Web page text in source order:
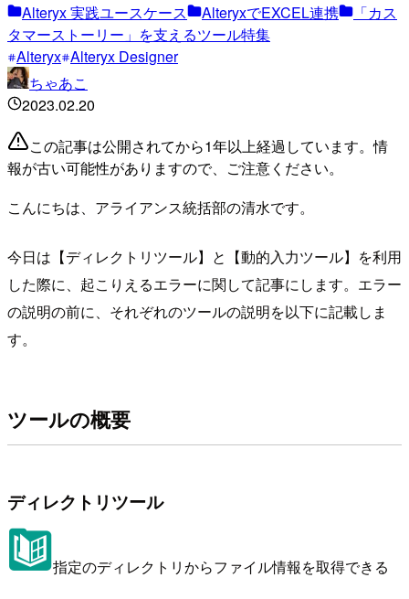
Alteryx 実践ユースケース AlteryxでEXCEL連携
「カス
タマーストーリー」を支えるツール特集
Alteryx Alteryx Designer
ちゃあこ
2023.02.20
この記事は公開されてから1年以上経過しています。情
報が古い可能性がありますので、ご注意ください。
こんにちは、アライアンス統括部の清水です。
今日は【ディレクトリツール】と【動的入力ツール】を利用
した際に、起こりえるエラーに関して記事にします。エラー
の説明の前に、それぞれのツールの説明を以下に記載しま
す。
ツールの概要
ディレクトリツール
指定のディレクトリからファイル情報を取得できる